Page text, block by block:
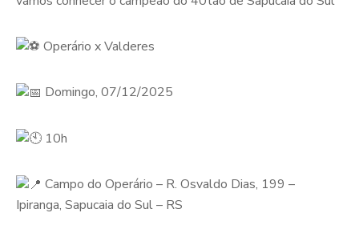
Operário x Valderes
Domingo, 07/12/2025
10h
Campo do Operário – R. Osvaldo Dias, 199 –
Ipiranga, Sapucaia do Sul – RS